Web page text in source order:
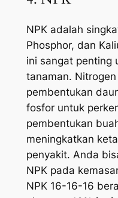
NPK adalah
Phosphor, dan
ini sangat penting
tanaman.
pembentukan
fosfor untuk
pembentukan
meningkatkan
penyakit. Anda
NPK pada
NPK 16-16-16